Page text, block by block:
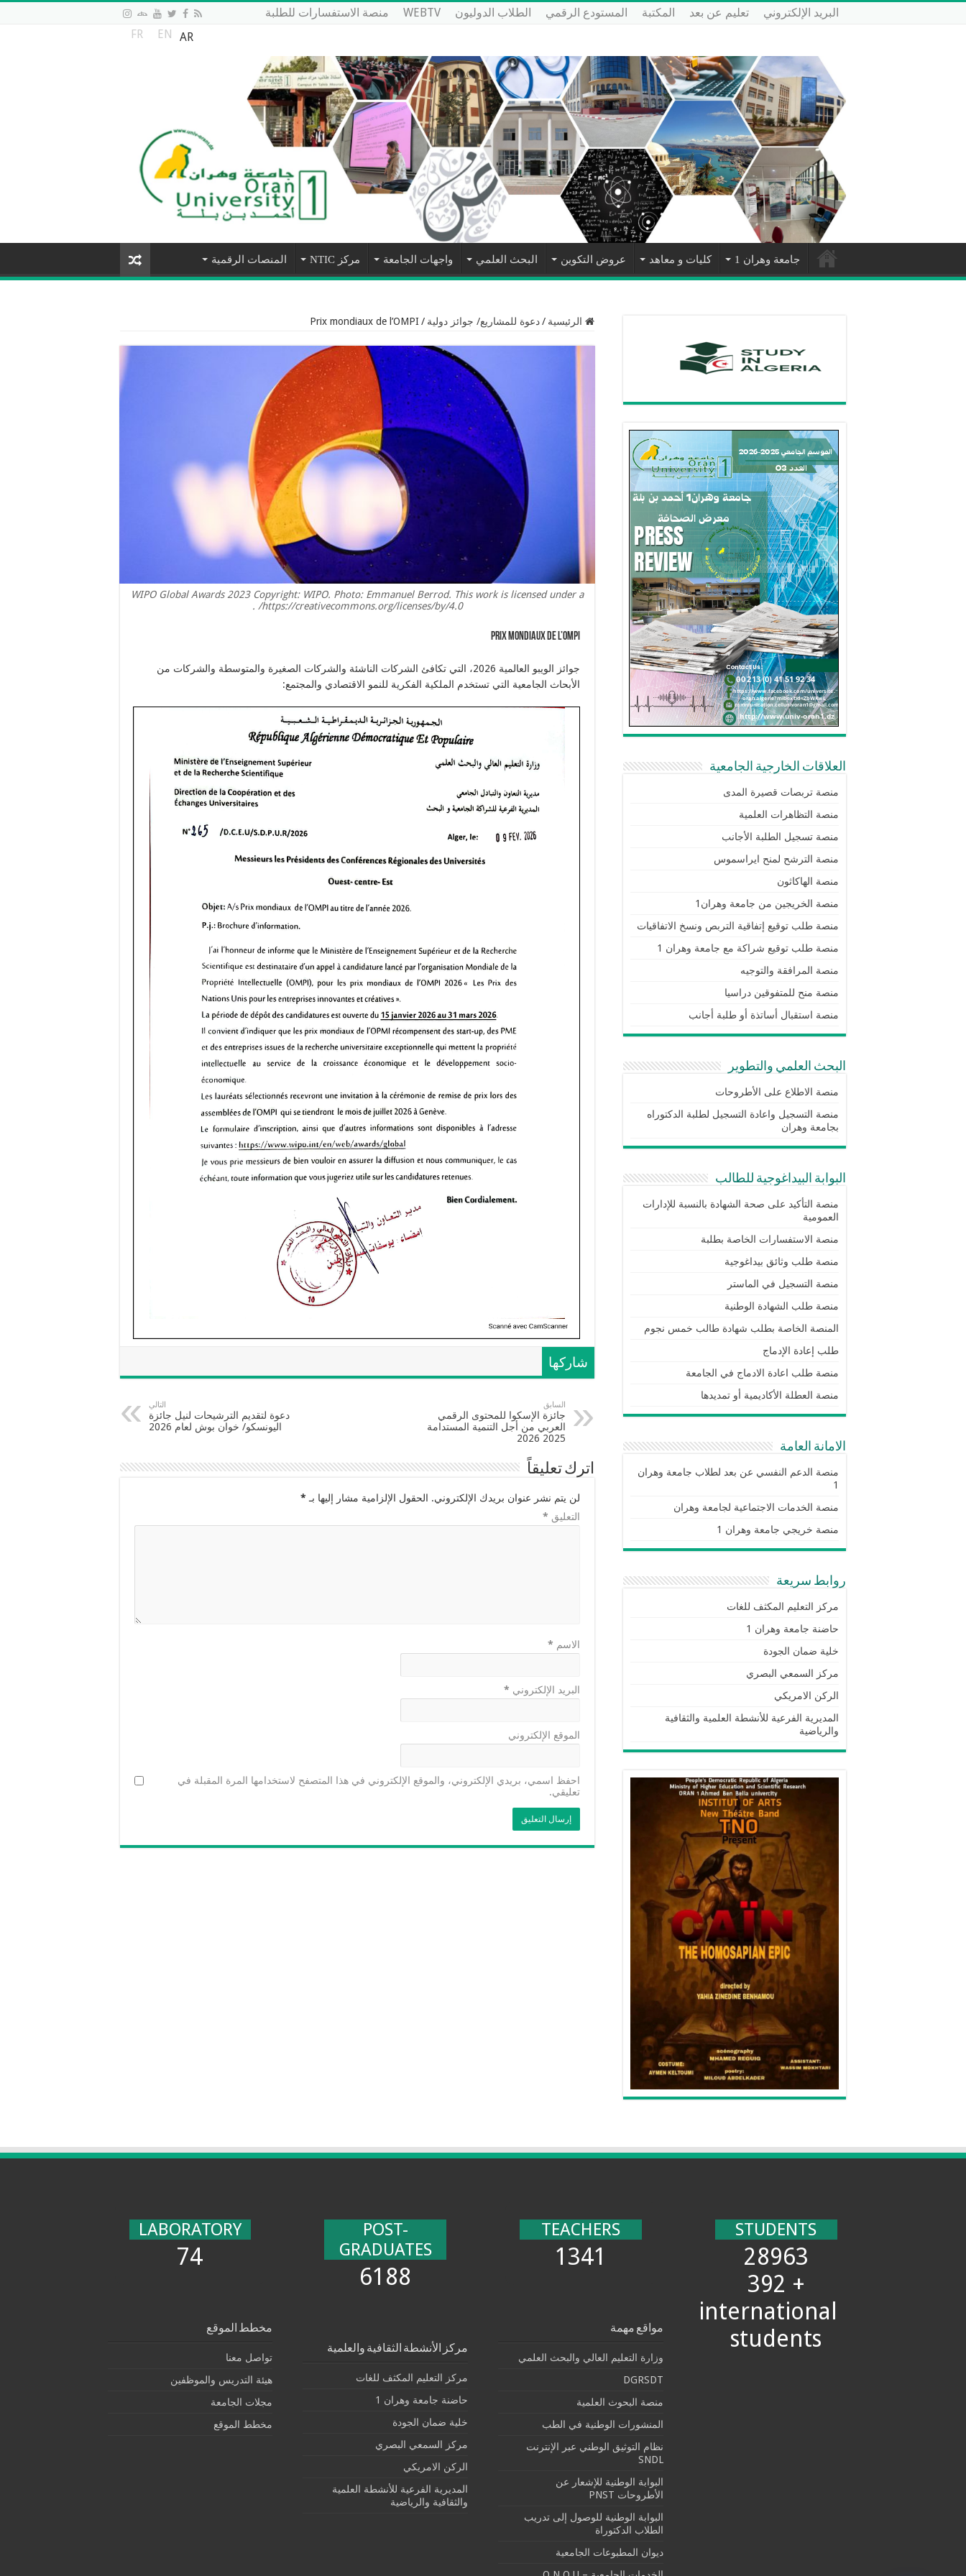
البريد الإلكتروني تعليم عن بعد المكتبة المستودع الرقمي الطلاب الدوليون WEBTV
منصة الاستفسارات للطلبة
AR
EN
FR
جامعة وهران 1 كليات و معاهد عروض التكوين البحث العلمي واجهات الجامعة مركز NTIC المنصات الرقمية
الرئيسية /دعوة للمشاريع/ جوائز دولية /
Prix mondiaux de l’OMPI
WIPO Global Awards 2023 Copyright: WIPO. Photo: Emmanuel Berrod. This work is licensed under a
https://creativecommons.org/licenses/by/4.0/ .
Prix mondiaux de l’OMPI
جوائز الويبو العالمية 2026، التي تكافئ الشركات الناشئة والشركات الصغيرة والمتوسطة والشركات من
الأبحاث الجامعية التي تستخدم الملكية الفكرية للنمو الاقتصادي والمجتمع:
شاركها
السابق
جائزة الإسكوا للمحتوى الرقمي
العربي من أجل التنمية المستدامة
2025 2026
التالي
دعوة لتقديم الترشيحات لنيل جائزة
اليونسكو/ خوان بوش لعام 2026
اترك تعليقاً
لن يتم نشر عنوان بريدك الإلكتروني. الحقول الإلزامية مشار إليها بـ *
التعليق *
الاسم *
البريد الإلكتروني *
الموقع الإلكتروني
احفظ اسمي، بريدي الإلكتروني، والموقع الإلكتروني في هذا المتصفح لاستخدامها المرة المقبلة في
تعليقي.
العلاقات الخارجية الجامعية
منصة تربصات قصيرة المدى
منصة التظاهرات العلمية
منصة تسجيل الطلبة الأجانب
منصة الترشح لمنح ايراسموس
منصة الهاكاثون
منصة الخريجين من جامعة وهران1
منصة طلب توقيع إتفاقية التربص ونسخ الاتفاقيات
منصة طلب توقيع شراكة مع جامعة وهران 1
منصة المرافقة والتوجيه
منصة منح للمتفوقين دراسيا
منصة استقبال أساتذة أو طلبة أجانب
البحث العلمي والتطوير
منصة الاطلاع على الأطروحات
منصة التسجيل واعادة التسجيل لطلبة الدكتوراه
بجامعة وهران
البوابة البيداغوجية للطالب
منصة التأكيد على صحة الشهادة بالنسبة للإدارات
العمومية
منصة الاستفسارات الخاصة بطلبة
منصة طلب وثائق بيداغوجية
منصة التسجيل في الماستر
منصة طلب الشهادة الوطنية
المنصة الخاصة بطلب شهادة طالب خمس نجوم
طلب إعادة الإدماج
منصة طلب اعادة الادماج في الجامعة
منصة العطلة الأكاديمية أو تمديدها
الامانة العامة
منصة الدعم النفسي عن بعد لطلاب جامعة وهران
1
منصة الخدمات الاجتماعية لجامعة وهران
منصة خريجي جامعة وهران 1
روابط سريعة
مركز التعليم المكثف للغات
حاضنة جامعة وهران 1
خلية ضمان الجودة
مركز السمعي البصري
الركن الامريكي
المديرية الفرعية للأنشطة العلمية والثقافية
والرياضية
STUDENTS
28963
+ 392
international
students
TEACHERS
1341
مواقع مهمة
وزارة التعليم العالي والبحث العلمي
DGRSDT
منصة البحوث العلمية
المنشورات الوطنية في الطب
نظام التوثيق الوطني عبر الإنترنت
SNDL
البوابة الوطنية للإشعار عن
الأطروحات PNST
البوابة الوطنية للوصول إلى تدريب
الطلاب الدكتوراة
ديوان المطبوعات الجامعية
POST-
GRADUATES
6188
مركز الأنشطة الثقافية والعلمية
مركز التعليم المكثف للغات
حاضنة جامعة وهران 1
خلية ضمان الجودة
مركز السمعي البصري
الركن الامريكي
المديرية الفرعية للأنشطة العلمية
والثقافية والرياضية
LABORATORY
74
مخطط الموقع
تواصل معنا
هيئة التدريس والموظفين
مجلات الجامعة
مخطط الموقع